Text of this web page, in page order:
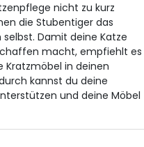
nicht zu kurz
die Stubentiger das
Damit deine Katze
macht, empfiehlt es
Kratzmöbel in deinen
kannst du deine
und deine Möbel